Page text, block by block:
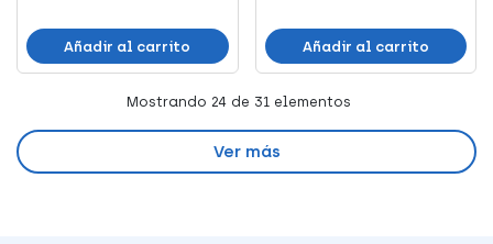
Añadir al carrito Añadir al carrito
Mostrando 24de 31 elementos
Ver más